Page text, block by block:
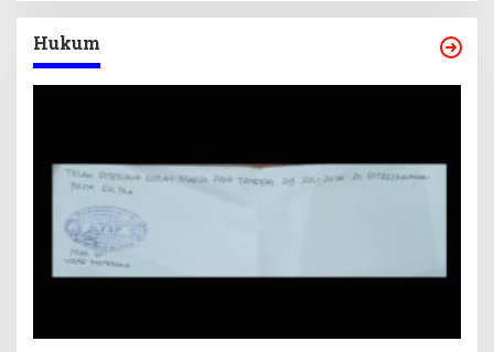
Hukum